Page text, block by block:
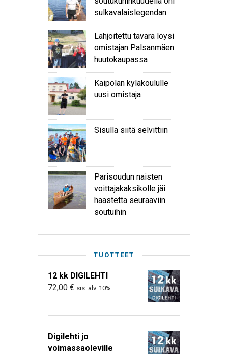
sulkavalaislegendan
Lahjoitettu tavara löysi
omistajan Palsanmäen
huutokaupassa
Kaipolan kyläkoululle
uusi omistaja
Sisulla siitä selvittiin
Parisoudun naisten
voittajakaksikolle jäi
haastetta seuraaviin
soutuihin
TUOTTEET
12 kk DIGILEHTI
72,00 € sis. alv. 10%
Digilehti jo
voimassaoleville